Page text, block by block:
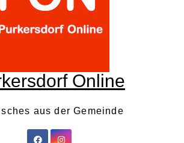
Online
aus der Gemeinde